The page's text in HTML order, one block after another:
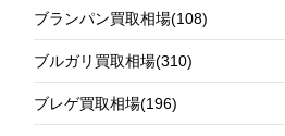
ブランパン買取相場(108)
ブルガリ買取相場(310)
ブレゲ買取相場(196)